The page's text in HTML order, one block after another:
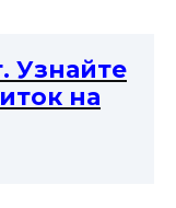
Узнайте
на